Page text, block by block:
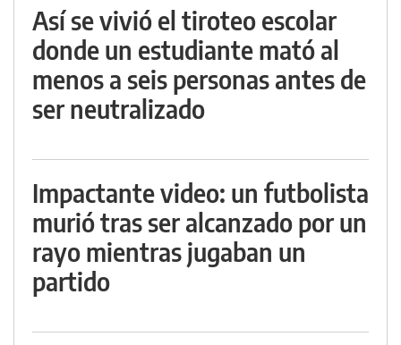
Así se vivió el tiroteo escolar
donde un estudiante mató al
menos a seis personas antes de
ser neutralizado
Impactante video: un futbolista
murió tras ser alcanzado por un
rayo mientras jugaban un
partido